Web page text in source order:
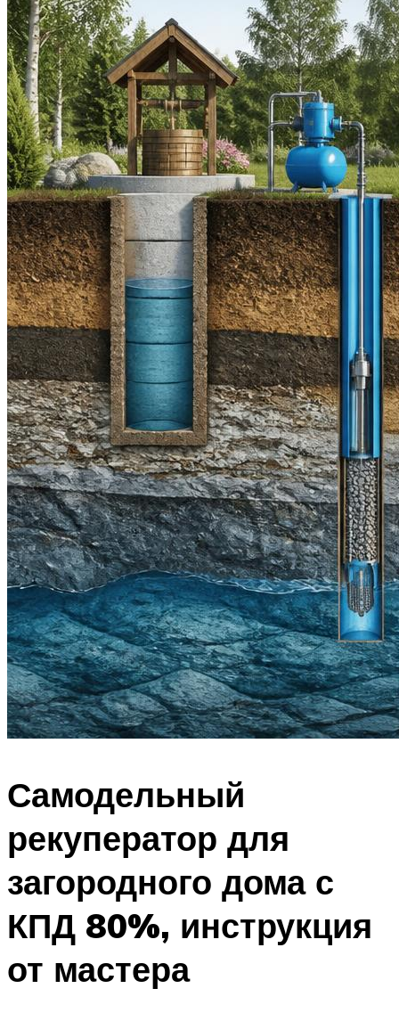
Самодельный
рекуператор для
загородного дома с
КПД 80%, инструкция
от мастера